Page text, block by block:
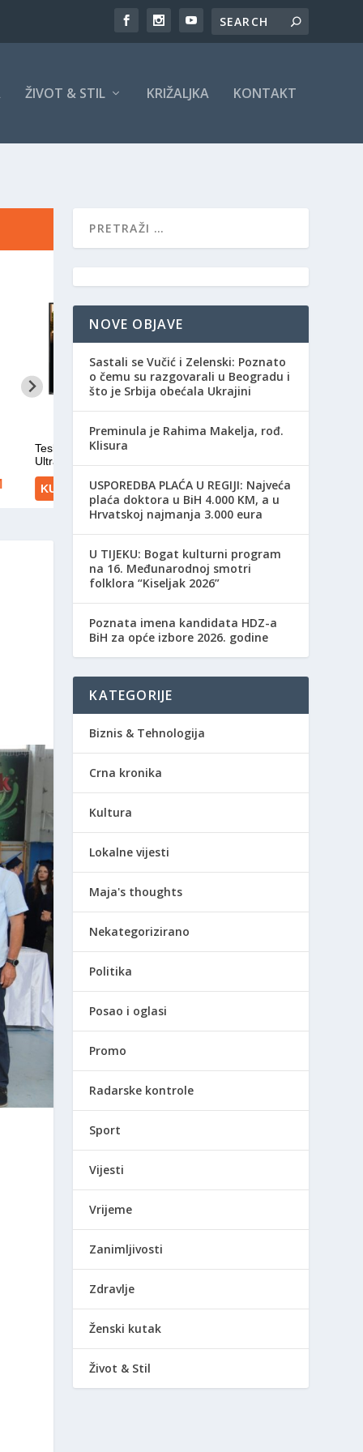
ŽIVOT & STIL KRIŽALJKA KONTAKT
NOVE OBJAVE
Sastali se Vučić i Zelenski: Poznato
o čemu su razgovarali u Beogradu i
što je Srbija obećala Ukrajini
Preminula je Rahima Makelja, rođ.
Klisura
USPOREDBA PLAĆA U REGIJI: Najveća
plaća doktora u BiH 4.000 KM, a u
Hrvatskoj najmanja 3.000 eura
​U TIJEKU: Bogat kulturni program
na 16. Međunarodnoj smotri
folklora “Kiseljak 2026”
Poznata imena kandidata HDZ-a
BiH za opće izbore 2026. godine
KATEGORIJE
Biznis & Tehnologija
Crna kronika
Kultura
Lokalne vijesti
Maja's thoughts
Nekategorizirano
Politika
Posao i oglasi
Promo
Radarske kontrole
Sport
Vijesti
Vrijeme
Zanimljivosti
Zdravlje
Ženski kutak
Život & Stil